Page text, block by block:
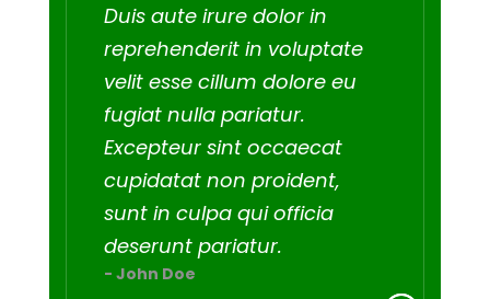
Duis aute irure dolor in
reprehenderit in voluptate
velit esse cillum dolore eu
fugiat nulla pariatur.
Excepteur sint occaecat
cupidatat non proident,
sunt in culpa qui officia
deserunt pariatur.
- John Doe